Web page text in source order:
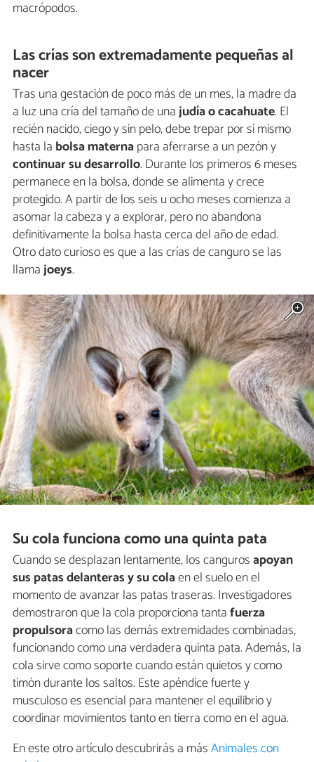
macrópodos.
Las crías son extremadamente pequeñas al
nacer
Tras una gestación de poco más de un mes, la madre da
a luz una cría del tamaño de unajudía o cacahuate. El
recién nacido, ciego y sin pelo, debe trepar por sí mismo
hasta la bolsa maternapara aferrarse a un pezón y
continuar su desarrollo. Durante los primeros 6 meses
permanece en la bolsa, donde se alimenta y crece
protegido. A partir de los seis u ocho meses comienza a
asomar la cabeza y a explorar, pero no abandona
definitivamente la bolsa hasta cerca del año de edad.
Otro dato curioso es que a las crías de canguro se las
llamajoeys.
Su cola funciona como una quinta pata
Cuando se desplazan lentamente, los cangurosapoyan
sus patas delanteras y su colaen el suelo en el
momento de avanzar las patas traseras. Investigadores
demostraron que la cola proporciona tantafuerza
propulsoracomo las demás extremidades combinadas,
funcionando como una verdadera quinta pata. Además, la
cola sirve como soporte cuando están quietos y como
timón durante los saltos. Este apéndice fuerte y
musculoso es esencial para mantener el equilibrio y
coordinar movimientos tanto en tierra como en el agua.
En este otro artículo descubrirás a másAnimales con